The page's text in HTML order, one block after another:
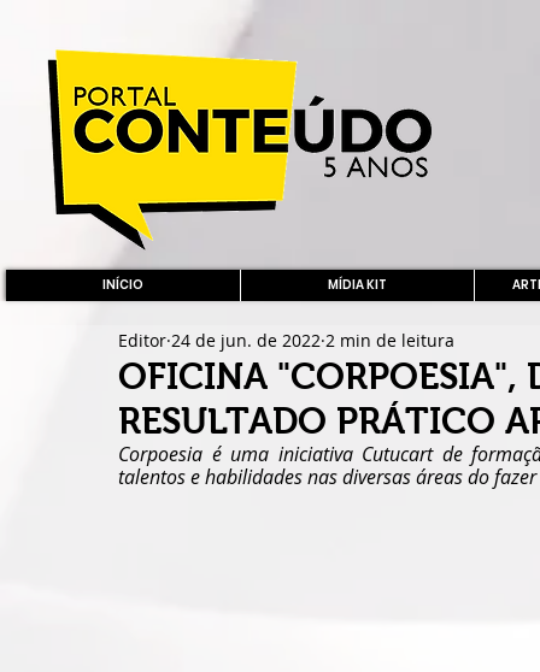
INÍCIO MÍDIA KIT
OFICINA "CORPOESIA",
RESULTADO PRÁTICO
Editor 24 de jun. de 2022 2 min de leitura
Corpoesia é uma iniciativa Cutucart de
talentos e habilidades nas diversas áreas do